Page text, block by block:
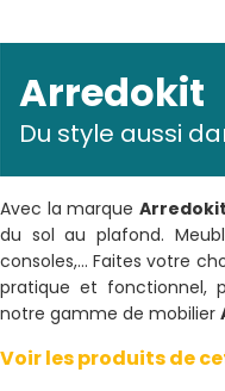
Arredokit
Du style aussi
Avec la marque Arredokit
du sol au plafond.
consoles,... Faites votre
pratique et fonctionnel,
notre gamme de mobilier
Voir les produits de